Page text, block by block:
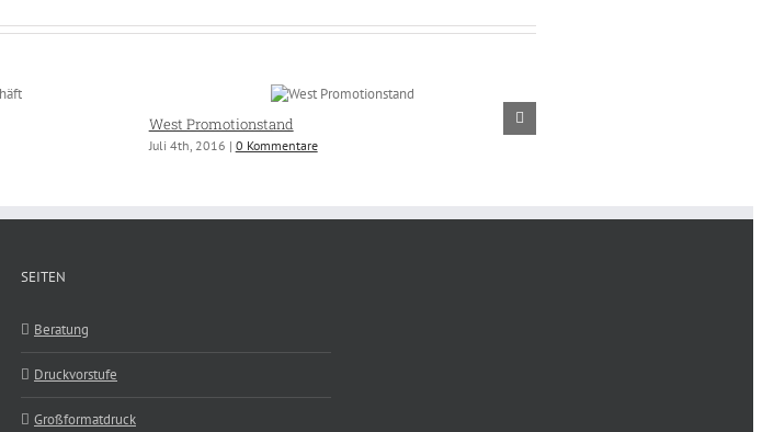
West Promotionstand
Juli 4th, 2016 | 0 Kommentare
SEITEN
Beratung
Druckvorstufe
Großformatdruck